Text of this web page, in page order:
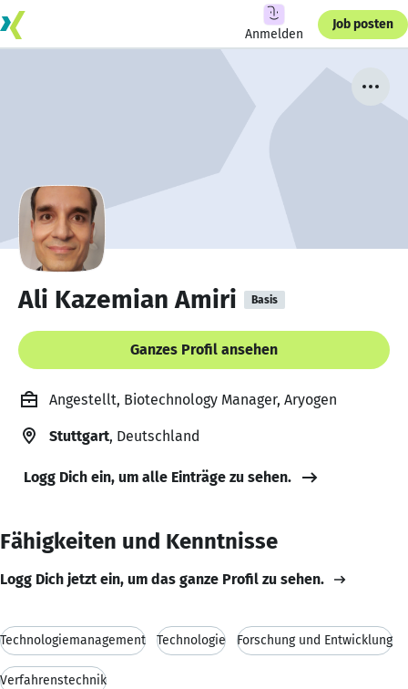
Anmelden
Job posten
Ali Kazemian Amiri Basis
Ganzes Profil ansehen
Angestellt, Biotechnology Manager, Aryogen
Stuttgart, Deutschland
Logg Dich ein, um alle Einträge zu sehen.
Fähigkeiten und Kenntnisse
Logg Dich jetzt ein, um das ganze Profil zu sehen.
Technologiemanagement Technologie Forschung und Entwicklung
Verfahrenstechnik